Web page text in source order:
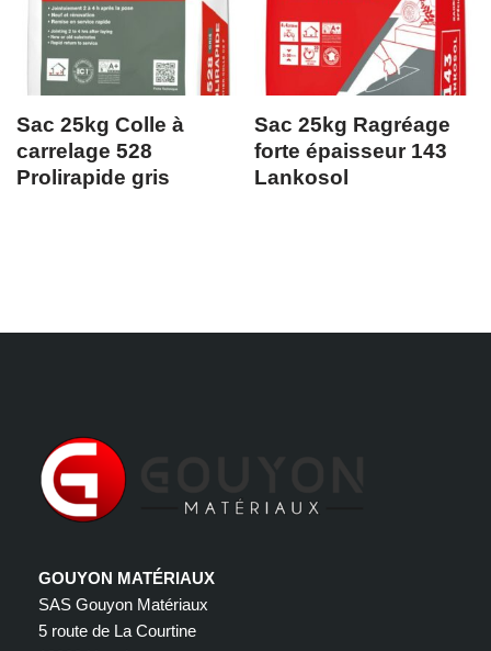
Sac 25kg Colle à
carrelage 528
Prolirapide gris
Sac 25kg Ragréage
forte épaisseur 143
Lankosol
GOUYON MATÉRIAUX
SAS Gouyon Matériaux
5 route de La Courtine